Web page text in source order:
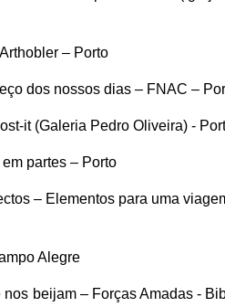
– Porto
dos nossos dias – FNAC –
it (Galeria Pedro Oliveira) -
partes – Porto
– Elementos para uma
Alegre
beijam – Forças Amadas -